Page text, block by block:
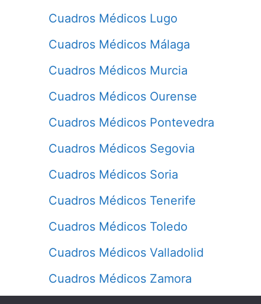
Cuadros Médicos Lugo
Cuadros Médicos Málaga
Cuadros Médicos Murcia
Cuadros Médicos Ourense
Cuadros Médicos Pontevedra
Cuadros Médicos Segovia
Cuadros Médicos Soria
Cuadros Médicos Tenerife
Cuadros Médicos Toledo
Cuadros Médicos Valladolid
Cuadros Médicos Zamora